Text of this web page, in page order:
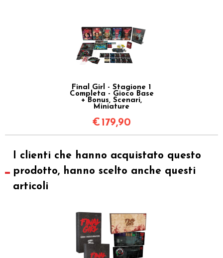
Final Girl - Stagione 1
Completa - Gioco Base
+ Bonus, Scenari,
Miniature
€ 179,90
I clienti che hanno acquistato questo
prodotto, hanno scelto anche questi
articoli